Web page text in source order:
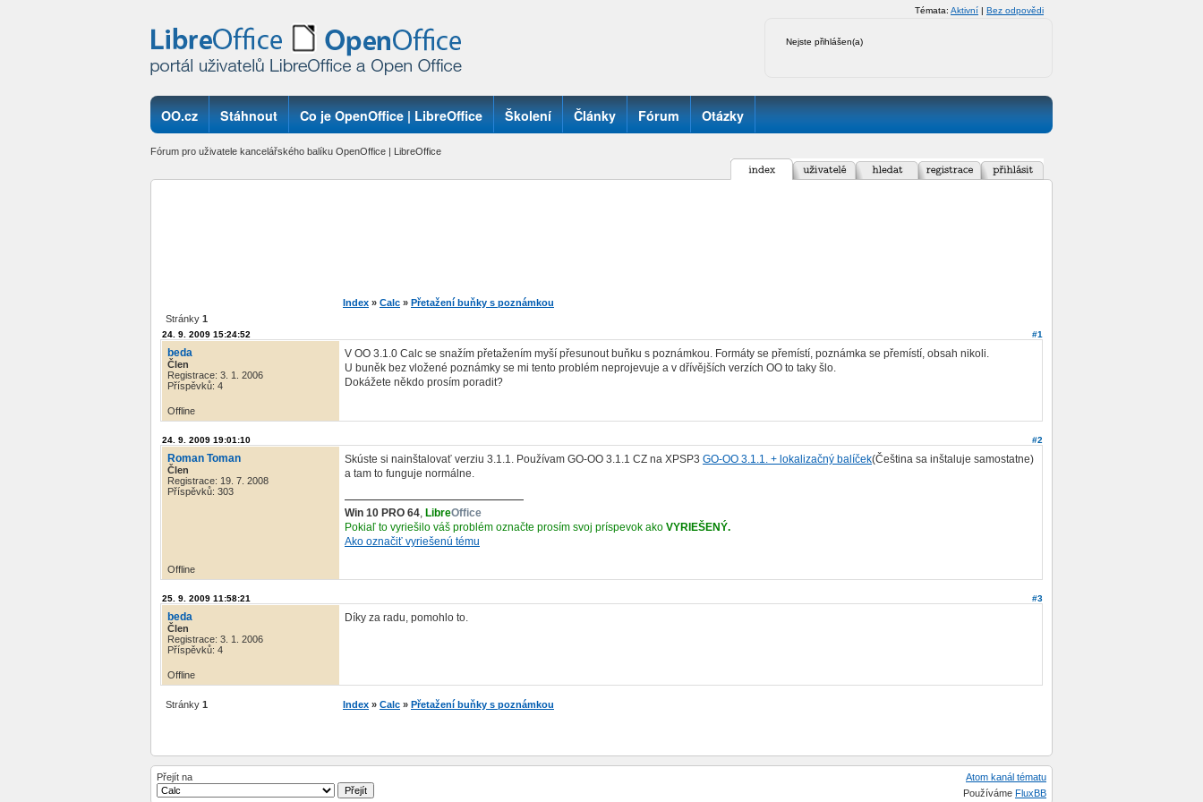
Nejste přihlášen(a)
Témata: Aktivní | Bez odpovědi
OO.cz Stáhnout Co je OpenOffice | LibreOffice Školení Články Fórum Otázky
Fórum pro uživatele kancelářského balíku OpenOffice | LibreOffice
Index » Calc » Přetažení buňky s poznámkou
Stránky 1
#1
24. 9. 2009 15:24:52
beda
Člen
Registrace: 3. 1. 2006
Příspěvků: 4
V OO 3.1.0 Calc se snažím přetažením myší přesunout buňku s poznámkou. Formáty se přemístí, poznámka se přemístí, obsah nikoli.
U buněk bez vložené poznámky se mi tento problém neprojevuje a v dřívějších verzích OO to taky šlo.
Dokážete někdo prosím poradit?
Offline
#2
24. 9. 2009 19:01:10
Roman Toman
Člen
Registrace: 19. 7. 2008
Příspěvků: 303
Skúste si nainštalovať verziu 3.1.1. Používam GO-OO 3.1.1 CZ na XPSP3 GO-OO 3.1.1. + lokalizačný balíček(Čeština sa inštaluje samostatne)
a tam to funguje normálne.
Win 10 PRO 64, LibreOffice
Pokiaľ to vyriešilo váš problém označte prosím svoj príspevok ako VYRIEŠENÝ.
Ako označiť vyriešenú tému
Offline
#3
25. 9. 2009 11:58:21
beda
Člen
Registrace: 3. 1. 2006
Příspěvků: 4
Díky za radu, pomohlo to.
Offline
Stránky 1 Index » Calc » Přetažení buňky s poznámkou
Přejít na
Atom kanál tématu
Používáme FluxBB